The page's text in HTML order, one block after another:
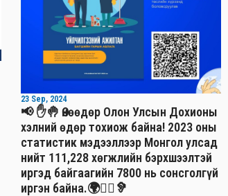
23 Sep, 2024
📢 ✋🤚 Өнөөдөр Олон Улсын Дохионы
хэлний өдөр тохиож байна! 2023 оны
статистик мэдээллээр Монгол улсад
нийт 111,228 хөгжлийн бэрхшээлтэй
иргэд байгаагийн 7800 нь сонсголгүй
иргэн байна.🌍🧏‍♂️🦻